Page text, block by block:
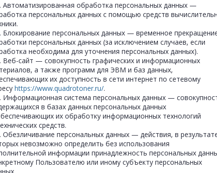
Автоматизированная обработка персональных данных —
персональных данных с помощью средств
Блокирование персональных данных — временное
персональных данных (за исключением случаев, если
необходима для уточнения персональных данных).
Веб-сайт — совокупность графических и информационных
а также программ для ЭВМ и баз данных,
их доступность в сети интернет по сетевому
https://www.quadrotoner.ru/.
Информационная система персональных данных —
в базах данных персональных данных
их обработку информационных технологий
средств.
Обезличивание персональных данных — действия, в
невозможно определить без использования
информации принадлежность персональных
Пользователю или иному субъекту персональных